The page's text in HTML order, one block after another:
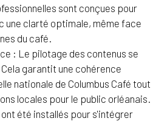
sont conçues pour
une clarté optimale, même face
du café.
: Le pilotage des contenus se
garantit une cohérence
nationale de Columbus Café tout
locales pour le public orléanais.
été installés pour s'intégrer